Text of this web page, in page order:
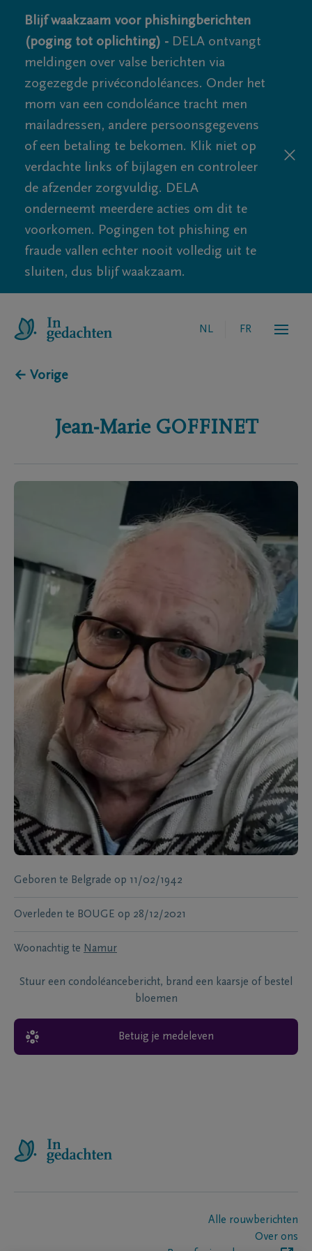
Blijf waakzaam voor phishingberichten
(poging tot oplichting) - DELA ontvangt
meldingen over valse berichten via
zogezegde privécondoléances. Onder het
mom van een condoléance tracht men
mailadressen, andere persoonsgegevens
of een betaling te bekomen. Klik niet op
verdachte links of bijlagen en controleer
de afzender zorgvuldig. DELA
onderneemt meerdere acties om dit te
voorkomen. Pogingen tot phishing en
fraude vallen echter nooit volledig uit te
sluiten, dus blijf waakzaam.
NL FR
← Vorige
Jean-Marie GOFFINET
Geboren te Belgrade op 11/02/1942
Overleden te BOUGE op 28/12/2021
Woonachtig te Namur
Stuur een condoléancebericht, brand een kaarsje of bestel
bloemen
Betuig je medeleven
Alle rouwberichten
Over ons